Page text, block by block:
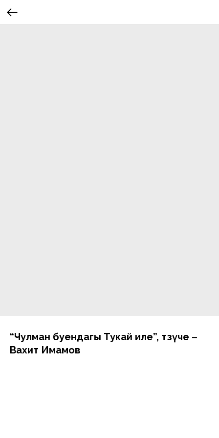
“Чулман буендагы Тукай иле”, төзүче –
Вахит Имамов